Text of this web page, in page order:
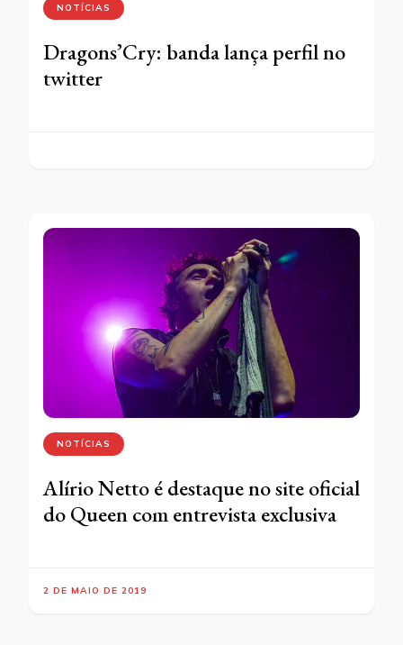
NOTÍCIAS
Dragons’Cry: banda lança perfil no
twitter
NOTÍCIAS
Alírio Netto é destaque no site oficial
do Queen com entrevista exclusiva
2 DE MAIO DE 2019